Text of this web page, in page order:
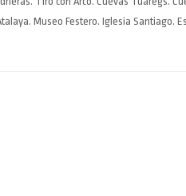
Museo Festero. Iglesia Santiago.